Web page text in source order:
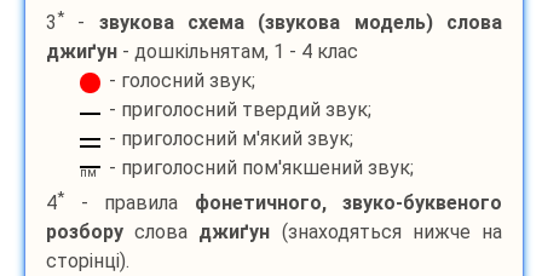
3* - звукова схема (звукова модель) слова
джиґун - дошкільнятам, 1 - 4 клас
- голосний звук;
- приголосний твердий звук;
- приголосний м'який звук;
пм
- приголосний пом'якшений звук;
4* - правила фонетичного, звуко-буквеного
розбору слова джиґун (знаходяться нижче на
сторінці).